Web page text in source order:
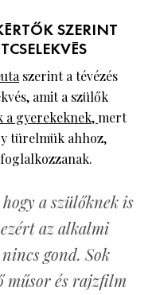
SZERINT
szerint a tévézés
amit a szülők
a gyerekeknek,mert
türelmük ahhoz,
a szülőknek is
az alkalmi
gond. Sok
műsor és rajzfilm